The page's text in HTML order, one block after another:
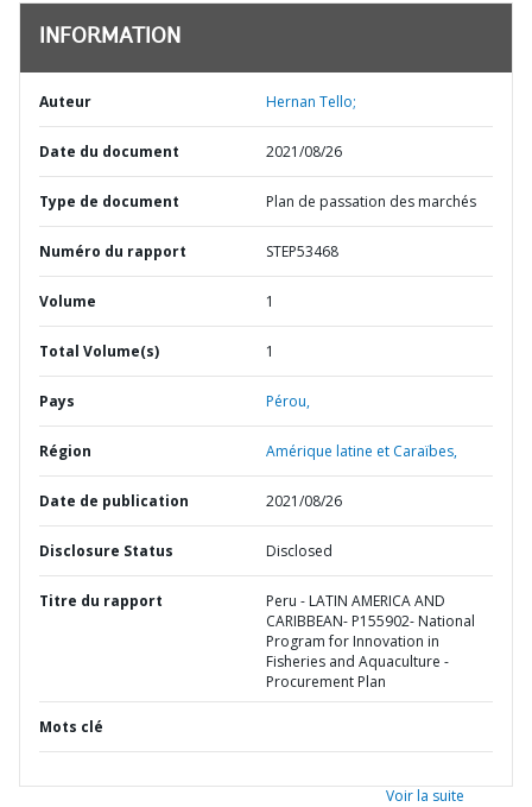
INFORMATION
Auteur Hernan Tello;
Date du document 2021/08/26
Type de document Plan de passation des marchés
Numéro du rapport STEP53468
Volume 1
Total Volume(s) 1
Pays Pérou,
Région Amérique latine et Caraïbes,
Date de publication 2021/08/26
Disclosure Status Disclosed
Titre du rapport
Peru - LATIN AMERICA AND
CARIBBEAN- P155902- National
Program for Innovation in
Fisheries and Aquaculture -
Procurement Plan
Mots clé
Voir la suite